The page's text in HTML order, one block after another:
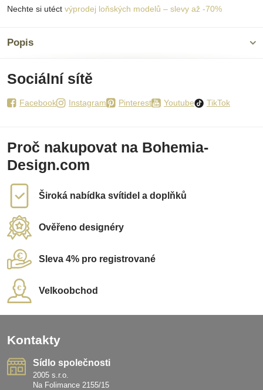
Nechte si utéct výprodej loňských modelů – slevy až -70%
Popis
Sociální sítě
Facebook Instagram Pinterest Youtube TikTok
Proč nakupovat na Bohemia-
Design.com
Široká nabídka svítidel a doplňků
Ověřeno designéry
Sleva 4% pro registrované
Velkoobchod
Kontakty
Sídlo společnosti
2005 s.r.o.
Na Folimance 2155/15